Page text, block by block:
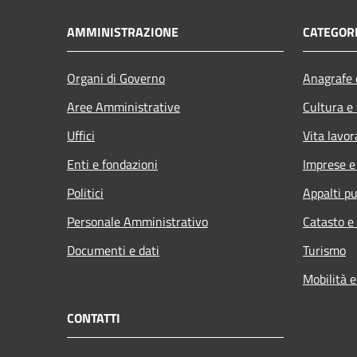
AMMINISTRAZIONE
Organi di Governo
Aree Amministrative
Uffici
Enti e fondazioni
Politici
Personale Amministrativo
Documenti e dati
Cultura
Vita
Imprese
Appalti
Catasto
Turismo
Mobilità
CONTATTI